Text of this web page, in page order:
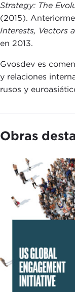
Strategy: The
(2015).
Interests, Vectors
en 2013.
Gvosdev es
y relaciones
rusos y
Obras